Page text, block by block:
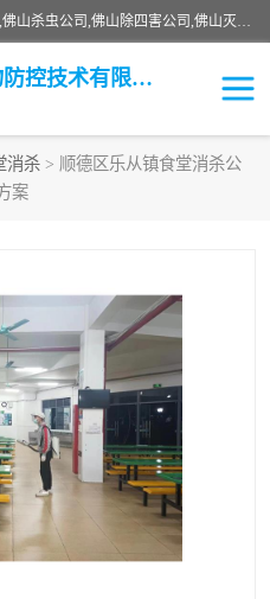
佛山白蚁防治公司,佛山白蚁防治哪家好,佛山杀虫公司,佛山除四害公司,佛山灭白蚁公司,佛山白蚁防治佛山儒创有害生物防治有限公司是一家佛山杀虫公司、佛山除四害公司、佛山灭白蚁公司、佛山白蚁防治公司，让您远离虫害困扰。要问佛山白蚁防治哪家好？佛山儒创有害生物防治有限公司全佛山、广州，正规公司，上门勘查，可靠，售后有保障。
佛山儒创有害生物防控技术有限公司
消杀 > 顺德区乐从镇食堂消杀公
案
食堂消杀
园区消杀